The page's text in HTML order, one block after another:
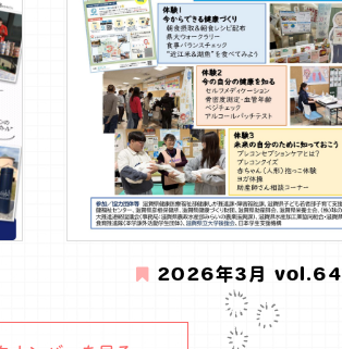
2026年3月 vol.64